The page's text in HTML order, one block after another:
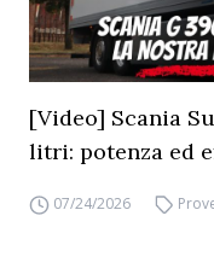
[Video] Scania
litri: potenza ed
07/24/2026